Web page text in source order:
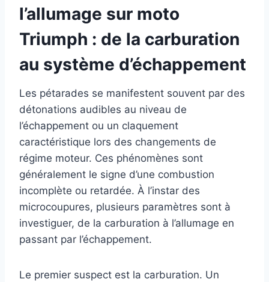
l’allumage sur moto
Triumph : de la carburation
au système d’échappement
Les pétarades se manifestent souvent par des
détonations audibles au niveau de
l’échappement ou un claquement
caractéristique lors des changements de
régime moteur. Ces phénomènes sont
généralement le signe d’une combustion
incomplète ou retardée. À l’instar des
microcoupures, plusieurs paramètres sont à
investiguer, de la carburation à l’allumage en
passant par l’échappement.
Le premier suspect est la carburation. Un